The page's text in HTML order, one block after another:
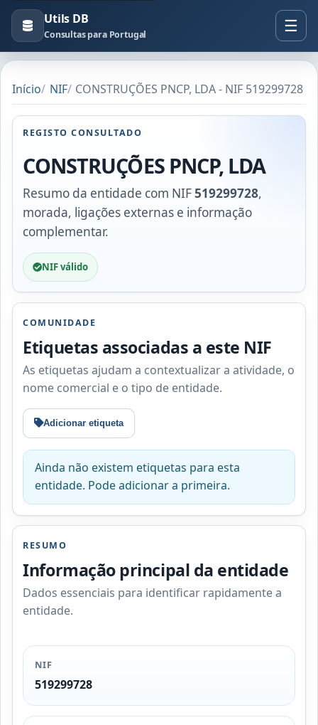
Utils DB
Consultas para Portugal
Início NIF CONSTRUÇÕES PNCP, LDA - NIF 519299728
REGISTO CONSULTADO
CONSTRUÇÕES PNCP, LDA
Resumo da entidade com NIF519299728,
morada, ligações externas e informação
complementar.
NIF válido
COMUNIDADE
Etiquetas associadas a este NIF
As etiquetas ajudam a contextualizar a atividade, o
nome comercial e o tipo de entidade.
Adicionar etiqueta
Ainda não existem etiquetas para esta
entidade. Pode adicionar a primeira.
RESUMO
Informação principal da entidade
Dados essenciais para identificar rapidamente a
entidade.
NIF
519299728